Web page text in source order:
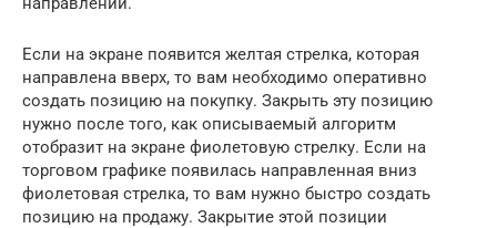
Если на экране появится желтая стрелка, которая
направлена вверх, то вам необходимо оперативно
создать позицию на покупку. Закрыть эту позицию
нужно после того, как описываемый алгоритм
отобразит на экране фиолетовую стрелку. Если на
торговом графике появилась направленная вниз
фиолетовая стрелка, то вам нужно быстро создать
позицию на продажу. Закрытие этой позиции